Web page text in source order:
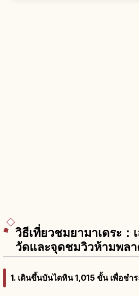
วิธีเที่ยวชมยามาเดระ：
วัดและจุดชมวิวห้ามพล
1. เดินขึ้นบันไดหิน 1,015 ขั้น เพื่อชำ